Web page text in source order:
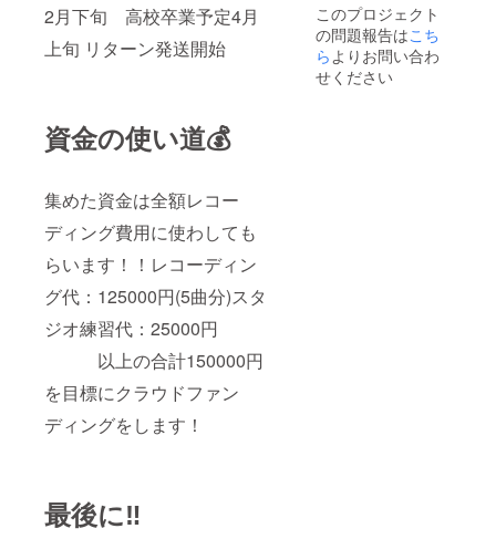
2月下旬 高校卒業予定4月
上旬 リターン発送開始
資金の使い道💰
集めた資金は全額レコー
ディング費用に使わしても
らいます！！レコーディン
グ代：125000円(5曲分)スタ
ジオ練習代：25000円
以上の合計150000円
を目標にクラウドファン
ディングをします！
最後に‼️
と考え
ており
ます。
（2025
年5月頃
配信 し
ます ・
ライブ
の招待
状 配信
このプロジェクト
の問題報告はこち
ら よりお問い合わ
せください